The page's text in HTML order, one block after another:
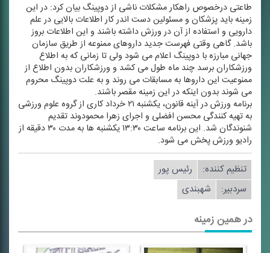
طاعتی درخصوص راهكار مشكلات ناشی از دوپینگ بیان كرد: در این
زمینه باید پزشكان و مسئولین دست اندر كار اطلاعات بالایی در علم
دارویی و استفاده از آن در ورزش داشته باشند و این اطلاعات بروز
باشد. گاهی وقتی فهرست جدید داروهای ممنوعه از طریق سازمان
جهانی مبارزه با دوپینگ اعلام می شود ولی تا زمانی كه به اطلاع
ورزشكاران برسد چند ماه طول می كشد و ورزشكاران بدون اطلاع از
ممنوعیت این داروها به مسابقات می روند و به علت دوپینگ محروم
می شوند بدون اینكه در این زمینه مقصر باشند.
برنامه ورزش در آینه قانون، یكشنبه ۲۱ خرداد كاری از گروه علوم ورزشی
به تهیه كنندگی محسن افضلی و اجرای زهرا محمودوند تقدیم
شنوندگان شد. این برنامه ساعت ۱۳:۳۰ یكشنبه ها به مدت ۳۰ دقیقه از
رادیو ورزش پخش می شود.
تنظیم كننده:
رئیس پور
سردبیر:
شهبندی
در همین زمینه